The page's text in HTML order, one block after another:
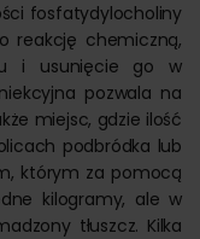
fosfatydylocholiny
reakcję chemiczną,
i usunięcie go w
pozwala na
miejsc, gdzie ilość
podbródka lub
którym za pomocą
kilogramy, ale w
tłuszcz. Kilka